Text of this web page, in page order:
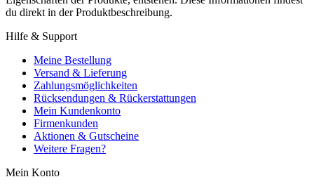
du direkt in der Produktbeschreibung.
Hilfe & Support
Meine Bestellung
Versand & Lieferung
Zahlungsmöglichkeiten
Rücksendungen & Rückerstattungen
Mein Kundenkonto
Firmenkunden
Aktionen & Gutscheine
Weitere Fragen?
Mein Konto